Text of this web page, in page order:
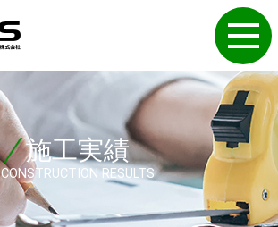
施工実績
CONSTRUCTION RESULTS